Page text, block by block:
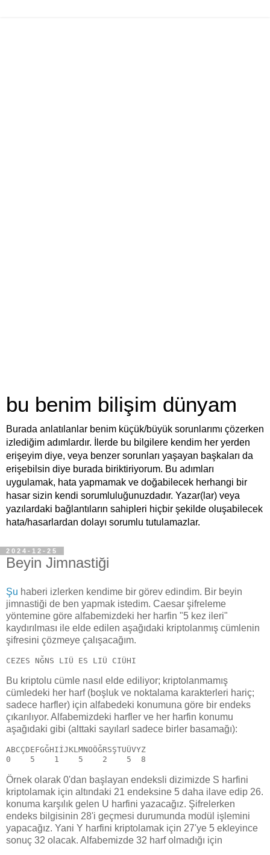
bu benim bilişim dünyam
Burada anlatılanlar benim küçük/büyük sorunlarımı çözerken
izlediğim adımlardır. İlerde bu bilgilere kendim her yerden
erişeyim diye, veya benzer sorunları yaşayan başkaları da
erişebilsin diye burada biriktiriyorum. Bu adımları
uygulamak, hata yapmamak ve doğabilecek herhangi bir
hasar sizin kendi sorumluluğunuzdadır. Yazar(lar) veya
yazılardaki bağlantıların sahipleri hiçbir şekilde oluşabilecek
hata/hasarlardan dolayı sorumlu tutulamazlar.
2024-12-25
Beyin Jimnastiği
Şu haberi izlerken kendime bir görev edindim. Bir beyin
jimnastiği de ben yapmak istedim. Caesar şifreleme
yöntemine göre alfabemizdeki her harfin "5 kez ileri"
kaydırılması ile elde edilen aşağıdaki kriptolanmış cümlenin
şifresini çözmeye çalışacağım.
CEZES NĞNS LIÜ ES LIÜ CIÜHI
Bu kriptolu cümle nasıl elde ediliyor; kriptolanmamış
cümledeki her harf (boşluk ve noktalama karakterleri hariç;
sadece harfler) için alfabedeki konumuna göre bir endeks
çıkarılıyor. Alfabemizdeki harfler ve her harfin konumu
aşağıdaki gibi (alttaki sayılarl sadece birler basamağı):
ABCÇDEFGĞHIİJKLMNOÖĞRSŞTUÜVYZ
0    5    1    5    2    5  8
Örnek olarak 0'dan başlayan endeksli dizimizde S harfini
kriptolamak için altındaki 21 endeksine 5 daha ilave edip 26.
konuma karşılık gelen U harfini yazacağız. Şifrelerken
endeks bilgisinin 28'i geçmesi durumunda modül işlemini
yapacağız. Yani Y harfini kriptolamak için 27'ye 5 ekleyince
sonuç 32 olacak. Alfabemizde 32 harf olmadığı için